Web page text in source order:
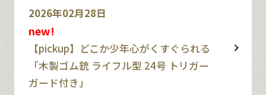
2026年02月28日
new!
【pickup】どこか少年心がくすぐられる
「木製ゴム銃 ライフル型 24号 トリガー
ガード付き」